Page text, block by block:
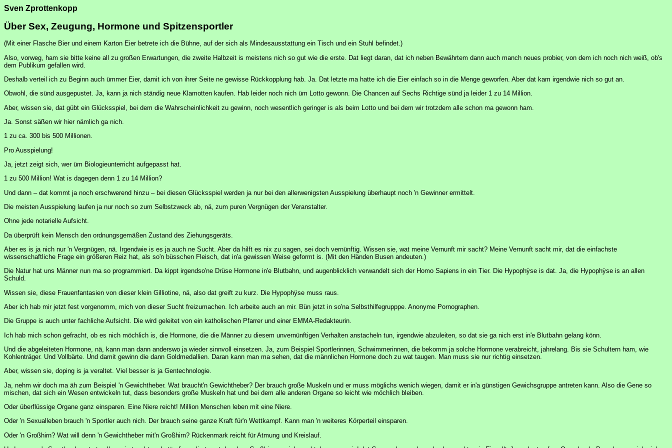
Sven Zprottenkopp
Über Sex, Zeugung, Hormone und Spitzensportler
(Mit einer Flasche Bier und einem Karton Eier betrete ich die Bühne, auf der sich als Mindesausstattung ein Tisch und ein Stuhl befindet.)
Also, vorweg, ham sie bitte keine all zu großen Erwartungen, die zweite Halbzeit is meistens nich so gut wie die erste. Dat liegt daran, dat ich neben Bewährtem dann auch manch neues probier, von dem ich noch nich weiß, ob's
dem Publikum gefallen wird.
Deshalb verteil ich zu Beginn auch ümmer Eier, damit ich von ihrer Seite ne gewisse Rückkopplung hab. Ja. Dat letzte ma hatte ich die Eier einfach so in die Menge geworfen. Aber dat kam irgendwie nich so gut an.
Obwohl, die sünd ausgepustet. Ja, kann ja nich ständig neue Klamotten kaufen. Hab leider noch nich üm Lotto gewonn. Die Chancen auf Sechs Richtige sünd ja leider 1 zu 14 Million.
Aber, wissen sie, dat gübt ein Glücksspiel, bei dem die Wahrscheinlichkeit zu gewinn, noch wesentlich geringer is als beim Lotto und bei dem wir trotzdem alle schon ma gewonn ham.
Ja. Sonst säßen wir hier nämlich ga nich.
1 zu ca. 300 bis 500 Millionen.
Pro Ausspielung!
Ja, jetzt zeigt sich, wer üm Biologieunterricht aufgepasst hat.
1 zu 500 Million! Wat is dagegen denn 1 zu 14 Million?
Und dann – dat kommt ja noch erschwerend hinzu – bei diesen Glücksspiel werden ja nur bei den allerwenigsten Ausspielung überhaupt noch 'n Gewinner ermittelt.
Die meisten Ausspielung laufen ja nur noch so zum Selbstzweck ab, nä, zum puren Vergnügen der Veranstalter.
Ohne jede notarielle Aufsicht.
Da überprüft kein Mensch den ordnungsgemäßen Zustand des Ziehungsgeräts.
Aber es is ja nich nur 'n Vergnügen, nä. Irgendwie is es ja auch ne Sucht. Aber da hilft es nix zu sagen, sei doch vernünftig. Wissen sie, wat meine Vernunft mir sacht? Meine Vernunft sacht mir, dat die einfachste
wissenschaftliche Frage ein größeren Reiz hat, als so'n büsschen Fleisch, dat in'a gewissen Weise geformt is. (Mit den Händen Busen andeuten.)
Die Natur hat uns Männer nun ma so programmiert. Da kippt irgendso'ne Drüse Hormone in'e Blutbahn, und augenblicklich verwandelt sich der Homo Sapiens in ein Tier. Die Hypophÿse is dat. Ja, die Hypophÿse is an allen
Schuld.
Wissen sie, diese Frauenfantasien von dieser klein Gilliotine, nä, also dat greift zu kurz. Die Hypophÿse muss raus.
Aber ich hab mir jetzt fest vorgenomm, mich von dieser Sucht freizumachen. Ich arbeite auch an mir. Bün jetzt in so'na Selbsthilfegrupppe. Anonyme Pornographen.
Die Gruppe is auch unter fachliche Aufsicht. Die wird geleitet von ein katholischen Pfarrer und einer EMMA-Redakteurin.
Ich hab mich schon gefracht, ob es nich möchlich is, die Hormone, die die Männer zu diesem unvernünftigen Verhalten anstacheln tun, irgendwie abzuleiten, so dat sie ga nich erst in'e Blutbahn gelang könn.
Und die abgeleiteten Hormone, nä, kann man dann anderswo ja wieder sinnvoll einsetzen. Ja, zum Beispiel Sportlerinnen, Schwimmerinnen, die bekomm ja solche Hormone verabreicht, jahrelang. Bis sie Schultern ham, wie
Kohlenträger. Und Vollbärte. Und damit gewinn die dann Goldmedallien. Daran kann man ma sehen, dat die männlichen Hormone doch zu wat taugen. Man muss sie nur richtig einsetzen.
Aber, wissen sie, doping is ja veraltet. Viel besser is ja Gentechnologie.
Ja, nehm wir doch ma äh zum Beispiel 'n Gewichtheber. Wat braucht'n Gewichtheber? Der brauch große Muskeln und er muss möglichs wenich wiegen, damit er in'a günstigen Gewichsgruppe antreten kann. Also die Gene so
mischen, dat sich ein Wesen entwickeln tut, dass besonders große Muskeln hat und bei dem alle anderen Organe so leicht wie möchlich bleiben.
Oder überflüssige Organe ganz einsparen. Eine Niere reicht! Million Menschen leben mit eine Niere.
Oder 'n Sexualleben brauch 'n Sportler auch nich. Der brauch seine ganze Kraft für'n Wettkampf. Kann man 'n weiteres Körperteil einsparen.
Oder 'n Großhirn? Wat will denn 'n Gewichtheber mit'n Großhirn? Rückenmark reicht für Atmung und Kreislauf.